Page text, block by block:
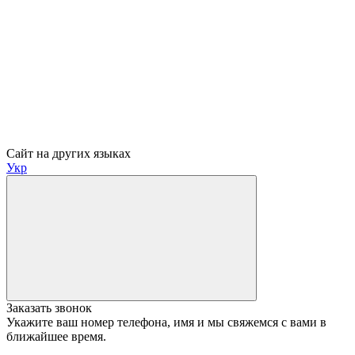
Сайт на других языках
Укр
Заказать звонок
Укажите ваш номер телефона, имя и мы свяжемся с вами в
ближайшее время.